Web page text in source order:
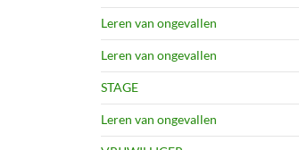
Leren van ongevallen
Leren van ongevallen
STAGE
Leren van ongevallen